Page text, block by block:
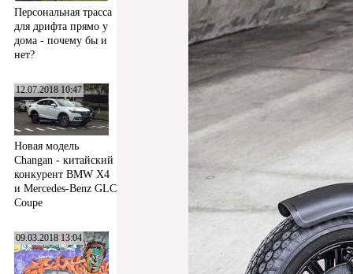
Персональная трасса
для дрифта прямо у
дома - почему бы и
нет?
12.07.2018 10:47
Новая модель
Changan - китайский
конкурент BMW X4
и Mercedes-Benz GLC
Coupe
09.03.2018 13:04